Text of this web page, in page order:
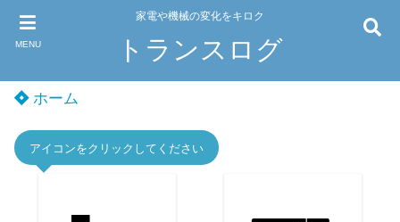
MENU
家電や機械の変化をキロク
トランスログ
ホーム
アイコンをクリックしてください